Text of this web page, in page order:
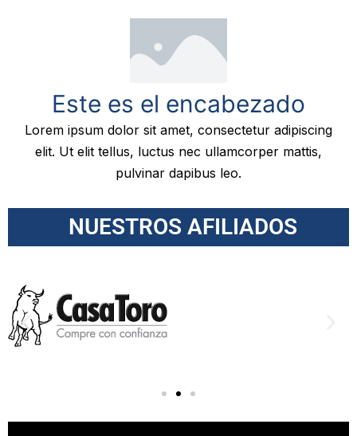
Este es el encabezado
Lorem ipsum dolor sit amet, consectetur adipiscing
elit. Ut elit tellus, luctus nec ullamcorper mattis,
pulvinar dapibus leo.
NUESTROS AFILIADOS